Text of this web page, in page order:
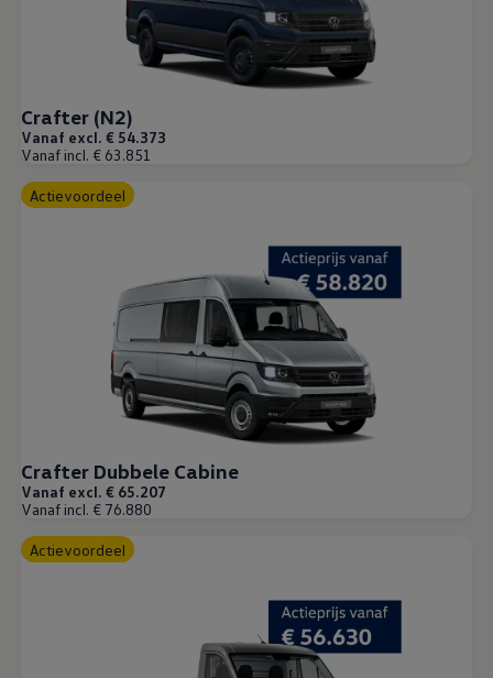
Crafter (N2)
Vanaf excl. € 54.373
Vanaf incl. € 63.851
Actievoordeel
Crafter Dubbele Cabine
Vanaf excl. € 65.207
Vanaf incl. € 76.880
Actievoordeel